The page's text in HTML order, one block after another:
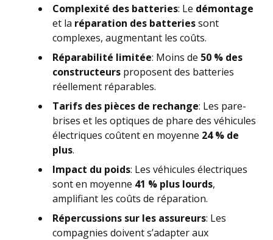
Complexité des batteries: Le démontage
et la réparation des batteriessont
complexes, augmentant les coûts.
Réparabilité limitée: Moins de 50 % des
constructeurs proposent des batteries
réellement réparables.
Tarifs des pièces de rechange: Les pare-
brises et les optiques de phare des véhicules
électriques coûtent en moyenne 24 % de
plus.
Impact du poids: Les véhicules électriques
sont en moyenne 41 % plus lourds,
amplifiant les coûts de réparation.
Répercussions sur les assureurs: Les
compagnies doivent s’adapter aux